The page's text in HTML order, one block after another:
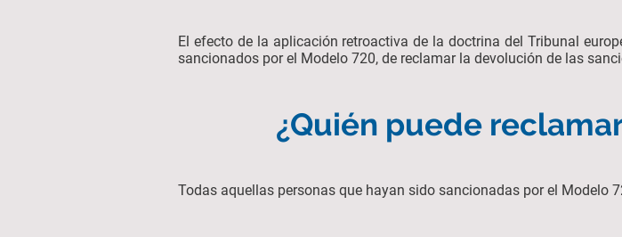
El efecto de la aplicación retroactiva de la doctrina del Tribunal
sancionados por el Modelo 720, de reclamar la devolución de las
¿Quién puede
Todas aquellas personas que hayan sido sancionadas por el Modelo